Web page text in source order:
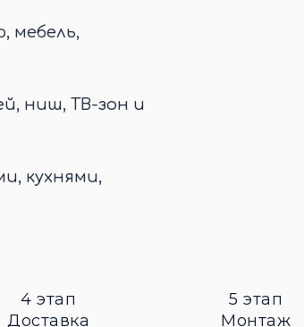
мебель,
ниш, ТВ-зон и
кухнями,
4 этап
Доставка
5 этап
Монтаж